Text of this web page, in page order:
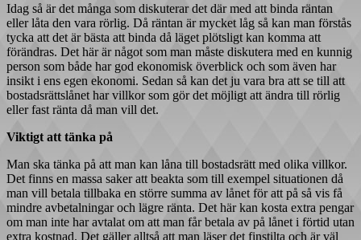
Idag så är det många som diskuterar det där med att binda räntan
eller låta den vara rörlig. Då räntan är mycket låg så kan man förstås
tycka att det är bästa att binda då läget plötsligt kan komma att
förändras. Det här är något som man måste diskutera med en kunnig
person som både har god ekonomisk överblick och som även har
insikt i ens egen ekonomi. Sedan så kan det ju vara bra att se till att
bostadsrättslånet har villkor som gör det möjligt att ändra till rörlig
eller fast ränta då man vill det.
Viktigt att tänka på
Man ska tänka på att man kan låna till bostadsrätt med olika villkor.
Det finns en massa saker att beakta som till exempel situationen då
man vill betala tillbaka en större summa av lånet för att på så vis få
mindre avbetalningar och lägre ränta. Det här kan kosta extra pengar
om man inte har avtalat om att man får betala av på lånet i förtid utan
extra kostnad. Det gäller alltså att man läser det finstilta och är väl